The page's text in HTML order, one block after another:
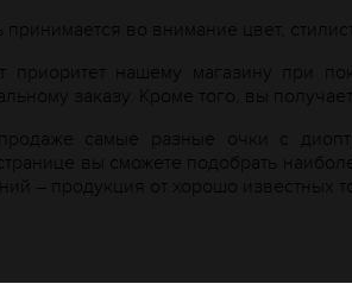
во внимание цвет,
приоритет нашему магазину при
заказу. Кроме того, вы
самые разные очки с
вы сможете подобрать
– продукция от хорошо известных